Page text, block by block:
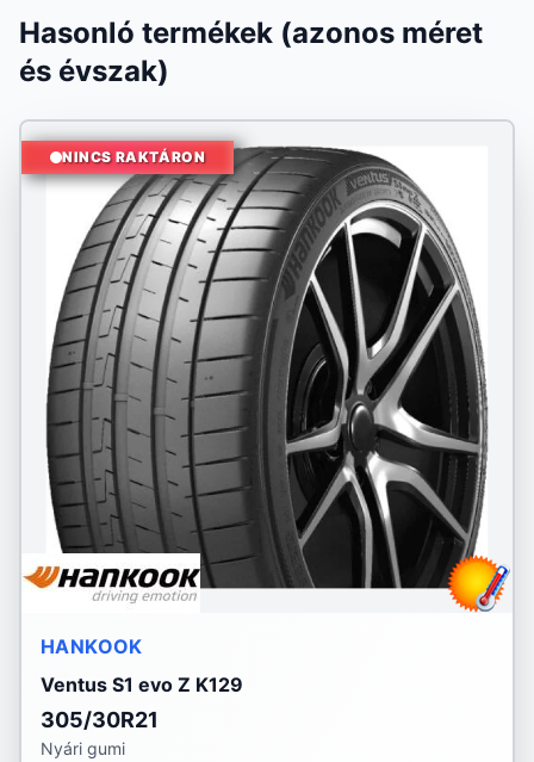
Hasonló termékek (azonos méret
és évszak)
NINCS RAKTÁRON
HANKOOK
Ventus S1 evo Z K129
305/30R21
Nyári gumi